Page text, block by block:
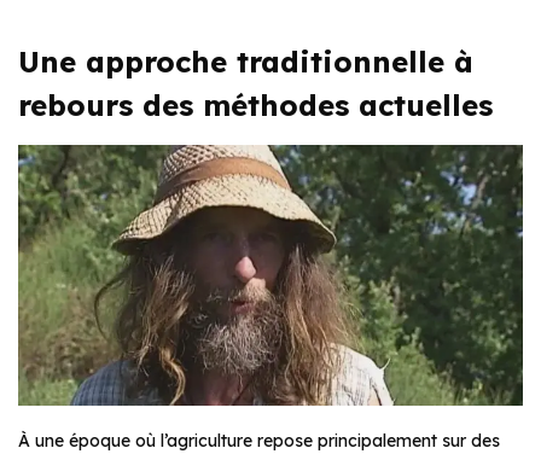
Une approche traditionnelle à
rebours des méthodes actuelles
À une époque où l’agriculture repose principalement sur des